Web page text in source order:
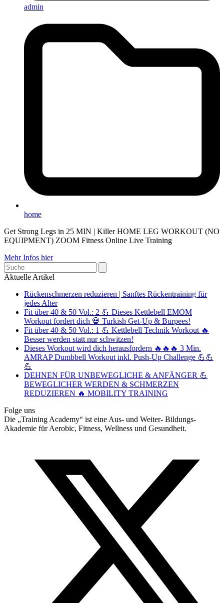
admin
home
Get Strong Legs in 25 MIN | Killer HOME LEG WORKOUT (NO
EQUIPMENT) ZOOM Fitness Online Live Training
Mehr Infos hier
Search
Aktuelle Artikel
Rückenschmerzen reduzieren | Sanftes Rückentraining für
jedes Alter
Fit über 40 & 50 Vol.: 2 💪 Dieses Kettlebell EMOM
Workout fordert dich 💀 Turkish Get-Up & Burpees!
Fit über 40 & 50 Vol.: 1 💪 Kettlebell Technik Workout 🔥
Besser werden statt nur schwitzen!
Dieses Workout wird dich herausfordern 🔥🔥🔥 3 Min.
AMRAP Dumbbell Workout inkl. Push-Up Challenge 💪💪
💪
DEHNEN FÜR UNBEWEGLICHE & ANFÄNGER 💪
BEWEGLICHER WERDEN & SCHMERZEN
REDUZIEREN 🔥 MOBILITY TRAINING
Folge uns
Die „Training Academy“ ist eine Aus- und Weiter- Bildungs-
Akademie für Aerobic, Fitness, Wellness und Gesundheit.